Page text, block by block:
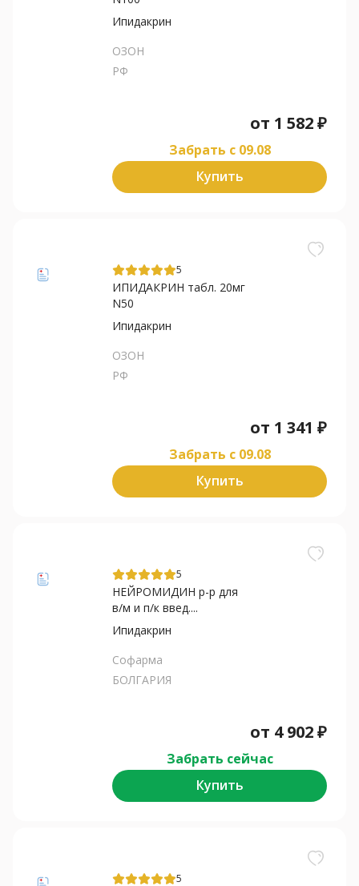
Ипидакрин
ОЗОН
РФ
от 1 582₽
Забрать c 09.08
Купить
5
ИПИДАКРИН табл. 20мг
N50
Ипидакрин
ОЗОН
РФ
от 1 341 ₽
Забрать c 09.08
Купить
5
НЕЙРОМИДИН р-р для
в/м и п/к введ....
Ипидакрин
Софарма
БОЛГАРИЯ
от 4 902₽
Забрать сейчас
Купить
5